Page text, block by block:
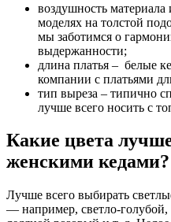
воздушность материала
моделях на толстой
мы заботимся о
выдержанности;
длина платья – белые
компании с платьями
тип выреза – типично
лучше всего носить с
Какие цвета
женскими кедами?
Лучше всего выбирать
— например, светло-